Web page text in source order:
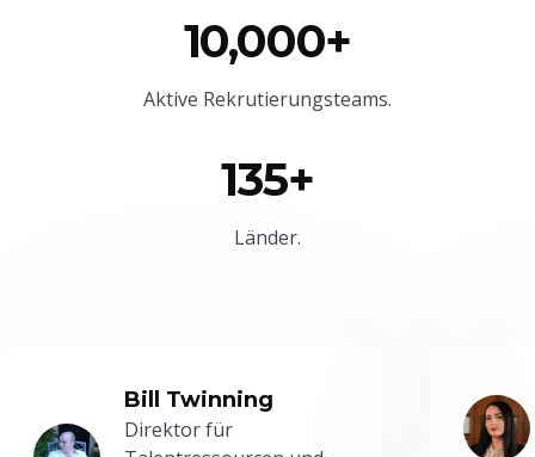
10,000+
Aktive Rekrutierungsteams.
135+
Länder.
Bill Twinning
Direktor für